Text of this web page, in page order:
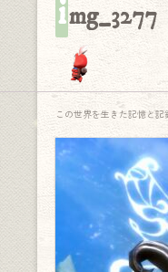
img_3277
この世界を生きた記憶と記